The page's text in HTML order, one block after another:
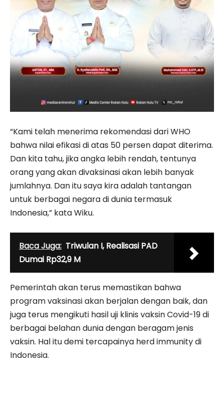
“Kami telah menerima rekomendasi dari WHO
bahwa nilai efikasi di atas 50 persen dapat diterima.
Dan kita tahu, jika angka lebih rendah, tentunya
orang yang akan divaksinasi akan lebih banyak
jumlahnya. Dan itu saya kira adalah tantangan
untuk berbagai negara di dunia termasuk
Indonesia,” kata Wiku.
Baca Juga: Triwulan I, Realisasi PAD
Dumai Rp32,9 M
Pemerintah akan terus memastikan bahwa
program vaksinasi akan berjalan dengan baik, dan
juga terus mengikuti hasil uji klinis vaksin Covid-19 di
berbagai belahan dunia dengan beragam jenis
vaksin. Hal itu demi tercapainya herd immunity di
Indonesia.